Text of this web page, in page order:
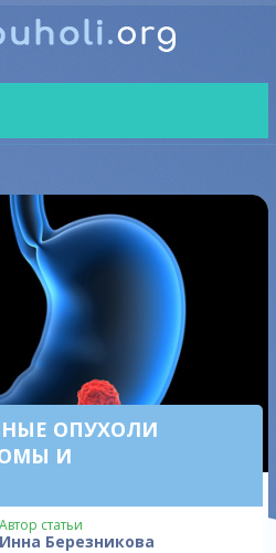
ОПУХОЛИ
И
Автор статьи
Инна Березникова